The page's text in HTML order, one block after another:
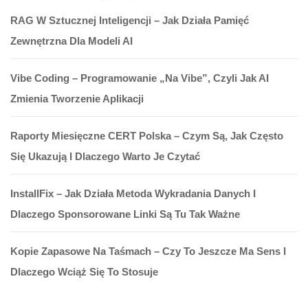
RAG W Sztucznej Inteligencji – Jak Działa Pamięć
Zewnętrzna Dla Modeli AI
Vibe Coding – Programowanie „na Vibe”, Czyli Jak AI
Zmienia Tworzenie Aplikacji
Raporty Miesięczne CERT Polska – Czym Są, Jak Często
Się Ukazują I Dlaczego Warto Je Czytać
InstallFix – Jak Działa Metoda Wykradania Danych I
Dlaczego Sponsorowane Linki Są Tu Tak Ważne
Kopie Zapasowe Na Taśmach – Czy To Jeszcze Ma Sens I
Dlaczego Wciąż Się To Stosuje